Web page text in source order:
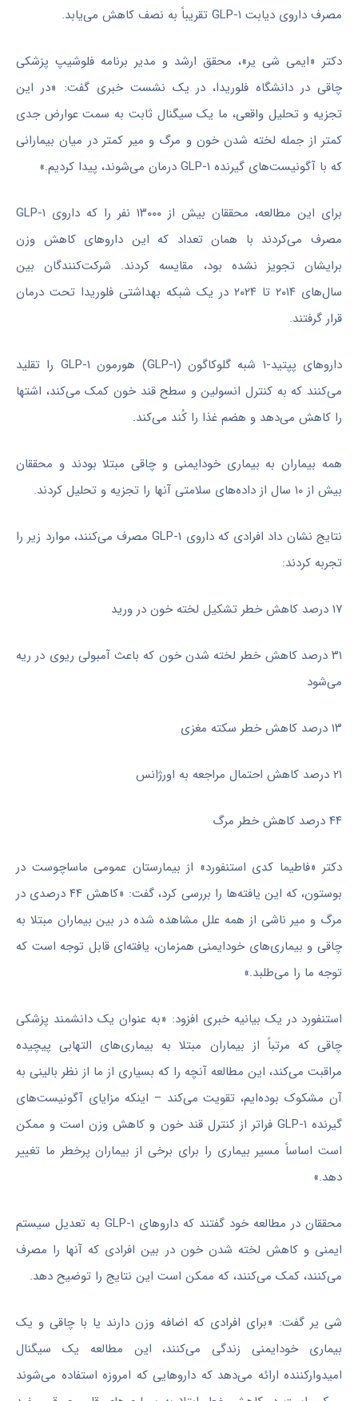
مصرف داروی دیابت GLP-۱ تقریباً به نصف کاهش می‌یابد.
دکتر «ایمی شی یر»، محقق ارشد و مدیر برنامه فلوشیپ پزشکی
چاقی در دانشگاه فلوریدا، در یک نشست خبری گفت: «در این
تجزیه و تحلیل واقعی، ما یک سیگنال ثابت به سمت عوارض جدی
کمتر از جمله لخته شدن خون و مرگ و میر کمتر در میان بیمارانی
که با آگونیست‌های گیرنده GLP-۱ درمان می‌شوند، پیدا کردیم.»
برای این مطالعه، محققان بیش از ۱۳۰۰۰ نفر را که داروی GLP-۱
مصرف می‌کردند با همان تعداد که این داروهای کاهش وزن
برایشان تجویز نشده بود، مقایسه کردند. شرکت‌کنندگان بین
سال‌های ۲۰۱۴ تا ۲۰۲۴ در یک شبکه بهداشتی فلوریدا تحت درمان
قرار گرفتند.
داروهای پپتید-۱ شبه گلوکاگون (GLP-۱) هورمون GLP-۱ را تقلید
می‌کنند که به کنترل انسولین و سطح قند خون کمک می‌کند، اشتها
را کاهش می‌دهد و هضم غذا را کُند می‌کند.
همه بیماران به بیماری خودایمنی و چاقی مبتلا بودند و محققان
بیش از ۱۰ سال از داده‌های سلامتی آنها را تجزیه و تحلیل کردند.
نتایج نشان داد افرادی که داروی GLP-۱ مصرف می‌کنند، موارد زیر را
تجربه کردند:
۱۷ درصد کاهش خطر تشکیل لخته خون در ورید
۳۱ درصد کاهش خطر لخته شدن خون که باعث آمبولی ریوی در ریه
می‌شود
۱۳ درصد کاهش خطر سکته مغزی
۲۱ درصد کاهش احتمال مراجعه به اورژانس
۴۴ درصد کاهش خطر مرگ
دکتر «فاطیما کدی استنفورد» از بیمارستان عمومی ماساچوست در
بوستون، که این یافته‌ها را بررسی کرد، گفت: «کاهش ۴۴ درصدی در
مرگ و میر ناشی از همه علل مشاهده شده در بین بیماران مبتلا به
چاقی و بیماری‌های خودایمنی همزمان، یافته‌ای قابل توجه است که
توجه ما را می‌طلبد.»
استنفورد در یک بیانیه خبری افزود: «به عنوان یک دانشمند پزشکی
چاقی که مرتباً از بیماران مبتلا به بیماری‌های التهابی پیچیده
مراقبت می‌کند، این مطالعه آنچه را که بسیاری از ما از نظر بالینی به
آن مشکوک بوده‌ایم، تقویت می‌کند – اینکه مزایای آگونیست‌های
گیرنده GLP-۱ فراتر از کنترل قند خون و کاهش وزن است و ممکن
است اساساً مسیر بیماری را برای برخی از بیماران پرخطر ما تغییر
دهد.»
محققان در مطالعه خود گفتند که داروهای GLP-۱ به تعدیل سیستم
ایمنی و کاهش لخته شدن خون در بین افرادی که آنها را مصرف
می‌کنند، کمک می‌کنند، که ممکن است این نتایج را توضیح دهد.
شی یر گفت: «برای افرادی که اضافه وزن دارند یا با چاقی و یک
بیماری خودایمنی زندگی می‌کنند، این مطالعه یک سیگنال
امیدوارکننده ارائه می‌دهد که داروهایی که امروزه استفاده می‌شوند